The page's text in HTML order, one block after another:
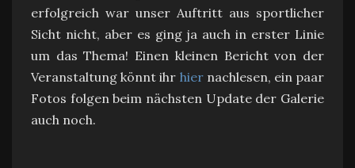
erfolgreich war unser Auftritt aus sportlicher
Sicht nicht, aber es ging ja auch in erster Linie
um das Thema! Einen kleinen Bericht von der
Veranstaltung könnt ihr hiernachlesen, ein paar
Fotos folgen beim nächsten Update der Galerie
auch noch.